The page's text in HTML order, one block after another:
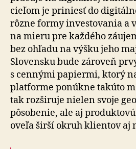
cieľom je priniesť do
rôzne formy investovania a
na mieru pre každého
bez ohľadu na výšku jeho
Slovensku bude zároveň
s cennými papiermi, ktorý
platforme ponúkne takúto
tak roz­ši­ru­je nielen svoje
pôsobenie, ale aj
oveľa širší okruh klientov aj